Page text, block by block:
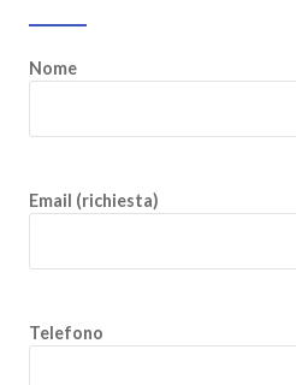
Nome
Email (richiesta)
Telefono